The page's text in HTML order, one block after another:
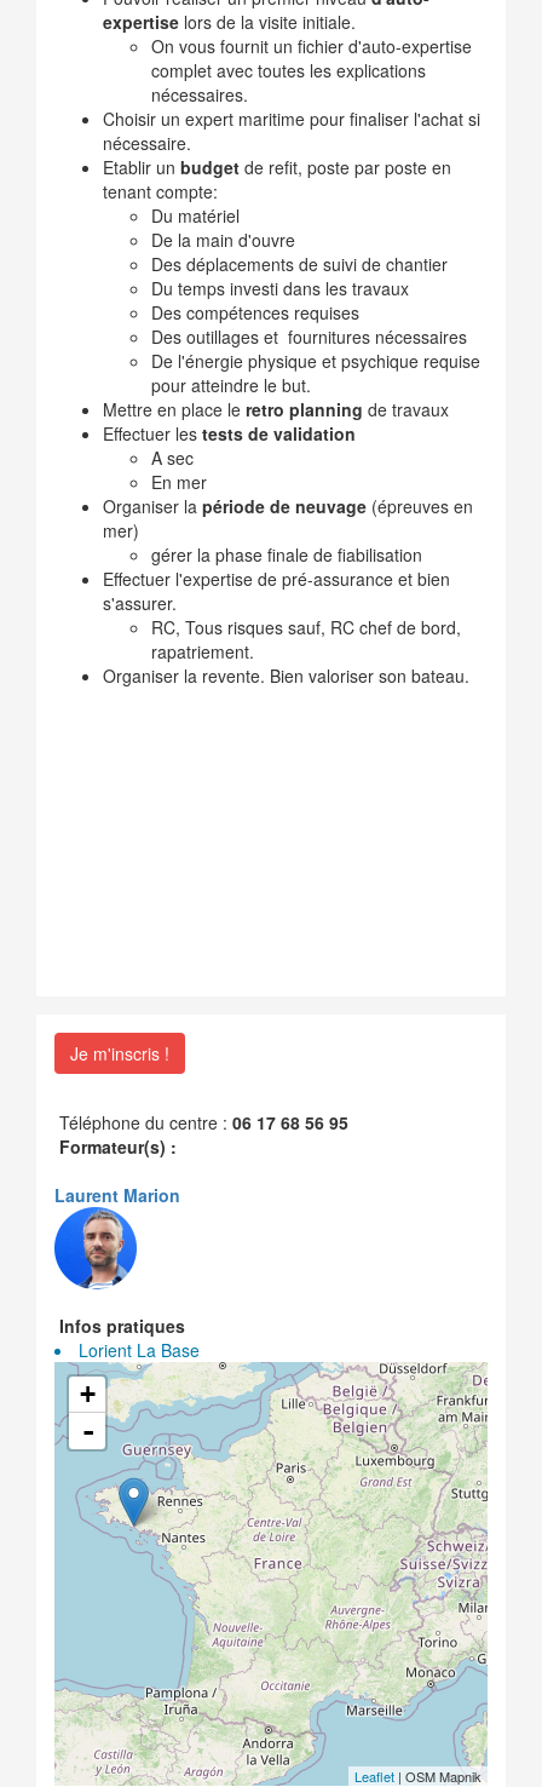
expertise lors de la visite initiale.
On vous fournit un fichier d'auto-expertise
complet avec toutes les explications
nécessaires.
Choisir un expert maritime pour finaliser l'achat si
nécessaire.
Etablir un budget de refit, poste par poste en
tenant compte:
Du matériel
De la main d'ouvre
Des déplacements de suivi de chantier
Du temps investi dans les travaux
Des compétences requises
Des outillages et fournitures nécessaires
De l'énergie physique et psychique requise
pour atteindre le but.
Mettre en place le retro planning de travaux
Effectuer les tests de validation
A sec
En mer
Organiser la période de neuvage (épreuves en
mer)
gérer la phase finale de fiabilisation
Effectuer l'expertise de pré-assurance et bien
s'assurer.
RC, Tous risques sauf, RC chef de bord,
rapatriement.
Organiser la revente. Bien valoriser son bateau.
Je m'inscris !
Téléphone du centre : 06 17 68 56 95
Formateur(s) :
Laurent Marion
Infos pratiques
Lorient La Base
+
-
Leaflet | OSM Mapnik